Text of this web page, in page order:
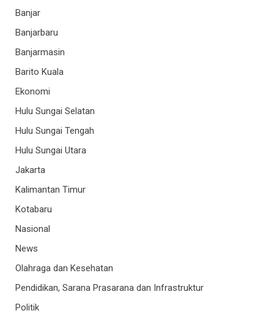
Banjar
Banjarbaru
Banjarmasin
Barito Kuala
Ekonomi
Hulu Sungai Selatan
Hulu Sungai Tengah
Hulu Sungai Utara
Jakarta
Kalimantan Timur
Kotabaru
Nasional
News
Olahraga dan Kesehatan
Pendidikan, Sarana Prasarana dan Infrastruktur
Politik